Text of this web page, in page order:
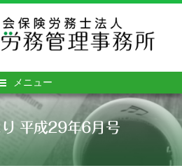
メニュー
平成29年6月号